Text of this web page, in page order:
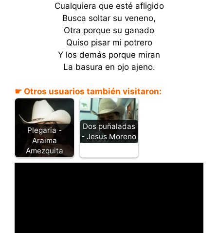
Cualquiera que esté afligido
Busca soltar su veneno,
Otra porque su ganado
Quiso pisar mi potrero
Y los demás porque miran
La basura en ojo ajeno.
☛ Otros usuarios también visitaron:
Plegaria -
Araima
Amezquita
Dos puñaladas
- Jesus Moreno